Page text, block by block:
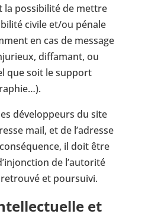
la possibilité de mettre
civile et/ou pénale
en cas de message
diffamant, ou
que soit le support
développeurs du site
mail, et de l’adresse
il doit être
de l’autorité
et poursuivi.
et